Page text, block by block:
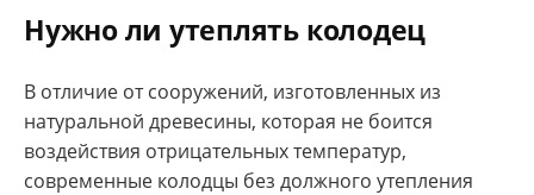
Нужно ли утеплять колодец
В отличие от сооружений, изготовленных из
натуральной древесины, которая не боится
воздействия отрицательных температур,
современные колодцы без должного утепления